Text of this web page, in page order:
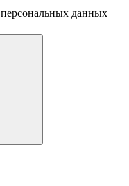
персональных данных